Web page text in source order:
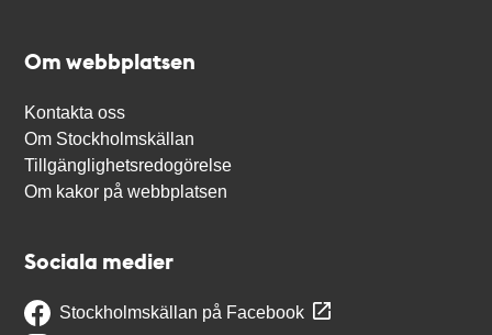
Om webbplatsen
Kontakta oss
Om Stockholmskällan
Tillgänglighetsredogörelse
Om kakor på webbplatsen
Sociala medier
Stockholmskällan på Facebook